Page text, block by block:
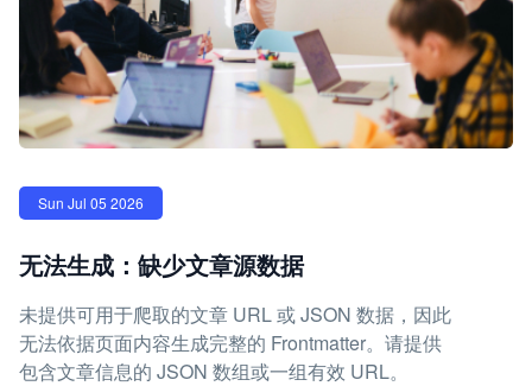
Sun Jul 05 2026
无法生成：缺少文章源数据
未提供可用于爬取的文章 URL 或 JSON 数据，因此
无法依据页面内容生成完整的 Frontmatter。请提供
包含文章信息的 JSON 数组或一组有效 URL。